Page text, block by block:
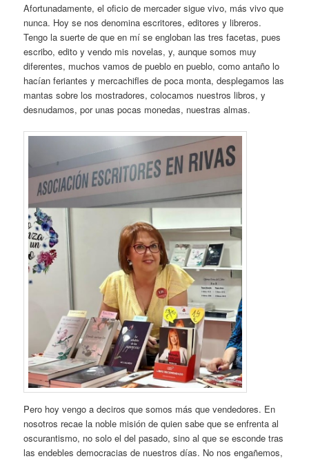
Afortunadamente, el oficio de mercader sigue vivo, más vivo que
nunca. Hoy se nos denomina escritores, editores y libreros.
Tengo la suerte de que en mí se engloban las tres facetas, pues
escribo, edito y vendo mis novelas, y, aunque somos muy
diferentes, muchos vamos de pueblo en pueblo, como antaño lo
hacían feriantes y mercachifles de poca monta, desplegamos las
mantas sobre los mostradores, colocamos nuestros libros, y
desnudamos, por unas pocas monedas, nuestras almas.
Pero hoy vengo a deciros que somos más que vendedores. En
nosotros recae la noble misión de quien sabe que se enfrenta al
oscurantismo, no solo el del pasado, sino al que se esconde tras
las endebles democracias de nuestros días. No nos engañemos,